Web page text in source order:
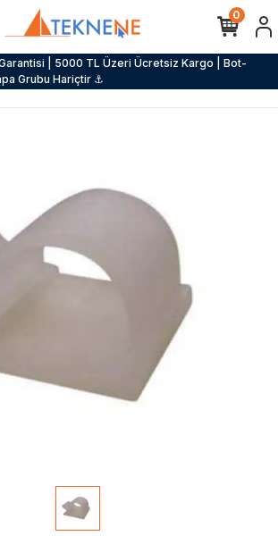
| 5000 TL Üzeri Ücretsiz Kargo | Bot-
Grubu Hariçtir ⚓
0